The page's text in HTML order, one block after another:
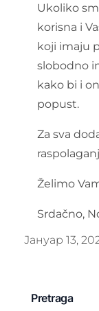
Ukoliko
korisna i
koji imaju
slobodno
kako bi i
popust.
Za sva
Želimo
Srdačno,
Јануар 13,
Pretraga